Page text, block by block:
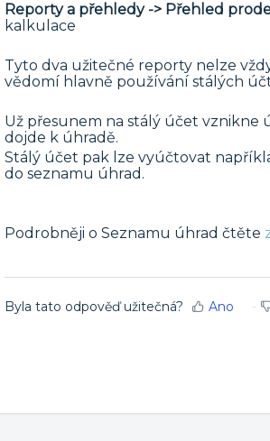
Reporty a přehledy -> Přehled
kalkulace
Tyto dva užitečné reporty nelze
vědomí hlavně používání stálých
Už přesunem na stálý účet vznikne
dojde k úhradě.
Stálý účet pak lze vyúčtovat
do seznamu úhrad.
Podrobněji o Seznamu úhrad čtěte
Byla tato odpověď užitečná? Ano